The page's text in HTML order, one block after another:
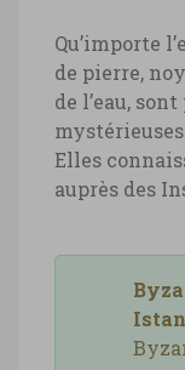
Qu’importe
de pierre,
de l’eau,
mystérieuses
Elles
auprès des